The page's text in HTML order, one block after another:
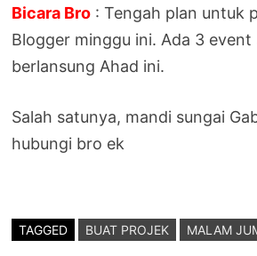
Bicara Bro : Tengah plan untuk
Blogger minggu ini. Ada 3 event
berlansung Ahad ini.
Salah satunya, mandi sungai
hubungi bro ek
TAGGED BUAT PROJEK MALAM